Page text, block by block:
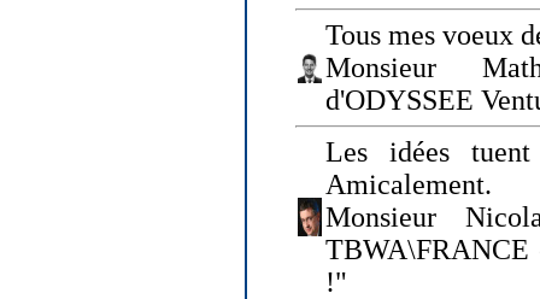
Tous mes voeux
Monsieur
d'ODYSSEE
Les idées
Amicalement.
Monsieur
TBWA\FRANCE
!"